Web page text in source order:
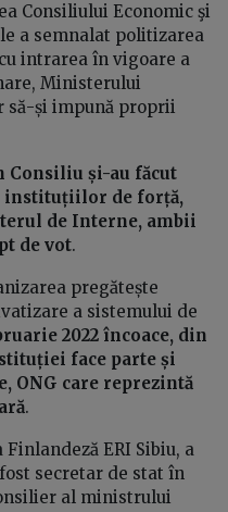
Consiliului Economic şi
a semnalat politizarea
intrarea în vigoare a
Ministerului
să-și impună proprii
Consiliu și-au făcut
instituțiilor de forță,
de Interne, ambii
de vot.
pregătește
a sistemului de
2022 încoace, din
face parte și
ONG care reprezintă
.
ERI Sibiu, a
secretar de stat în
al ministrului